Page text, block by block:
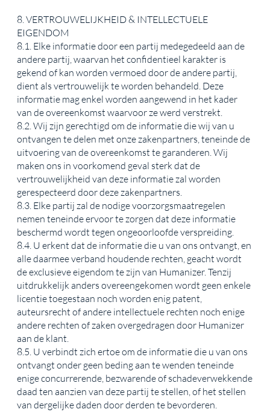
8. VERTROUWELIJKHEID & INTELLECTUELE
EIGENDOM
8.1. Elke informatie door een partij medegedeeld aan de
andere partij, waarvan het confidentieel karakter is
gekend of kan worden vermoed door de andere partij,
dient als vertrouwelijk te worden behandeld. Deze
informatie mag enkel worden aangewend in het kader
van de overeenkomst waarvoor ze werd verstrekt.
8.2. Wij zijn gerechtigd om de informatie die wij van u
ontvangen te delen met onze zakenpartners, teneinde de
uitvoering van de overeenkomst te garanderen. Wij
maken ons in voorkomend geval sterk dat de
vertrouwelijkheid van deze informatie zal worden
gerespecteerd door deze zakenpartners.
8.3. Elke partij zal de nodige voorzorgsmaatregelen
nemen teneinde ervoor te zorgen dat deze informatie
beschermd wordt tegen ongeoorloofde verspreiding.
8.4. U erkent dat de informatie die u van ons ontvangt, en
alle daarmee verband houdende rechten, geacht wordt
de exclusieve eigendom te zijn van Humanizer. Tenzij
uitdrukkelijk anders overeengekomen wordt geen enkele
licentie toegestaan noch worden enig patent,
auteursrecht of andere intellectuele rechten noch enige
andere rechten of zaken overgedragen door Humanizer
aan de klant.
8.5. U verbindt zich ertoe om de informatie die u van ons
ontvangt onder geen beding aan te wenden teneinde
enige concurrerende, bezwarende of schadeverwekkende
daad ten aanzien van deze partij te stellen, of het stellen
van dergelijke daden door derden te bevorderen.